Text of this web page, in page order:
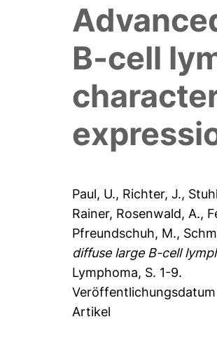
B-cell
Paul, U., Richter, J.,
Rainer, Rosenwald, A.,
Pfreundschuh, M.,
diffuse large B-cell
Lymphoma, S. 1-9.
Veröffentlichungsdatum
Artikel